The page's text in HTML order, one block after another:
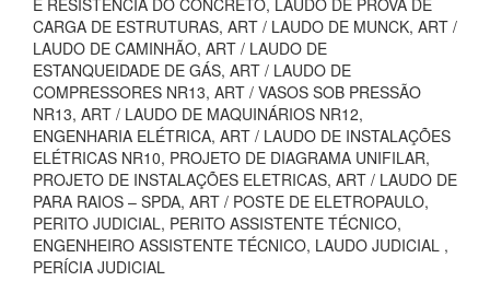
E RESISTÊNCIA DO CONCRETO, LAUDO DE PROVA DE
CARGA DE ESTRUTURAS, ART / LAUDO DE MUNCK, ART /
LAUDO DE CAMINHÃO, ART / LAUDO DE
ESTANQUEIDADE DE GÁS, ART / LAUDO DE
COMPRESSORES NR13, ART / VASOS SOB PRESSÃO
NR13, ART / LAUDO DE MAQUINÁRIOS NR12,
ENGENHARIA ELÉTRICA, ART / LAUDO DE INSTALAÇÕES
ELÉTRICAS NR10, PROJETO DE DIAGRAMA UNIFILAR,
PROJETO DE INSTALAÇÕES ELETRICAS, ART / LAUDO DE
PARA RAIOS – SPDA, ART / POSTE DE ELETROPAULO,
PERITO JUDICIAL, PERITO ASSISTENTE TÉCNICO,
ENGENHEIRO ASSISTENTE TÉCNICO, LAUDO JUDICIAL ,
PERÍCIA JUDICIAL